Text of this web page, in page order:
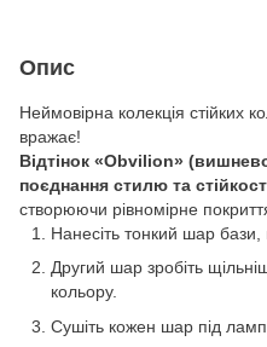
Опис
Неймовірна колекція стійких
вражає!
Відтінок «Obvilion»
поєднання стилю та
створюючи рівномірне
Нанесіть тонкий шар бази,
Другий шар зробіть
кольору.
Сушіть кожен шар під